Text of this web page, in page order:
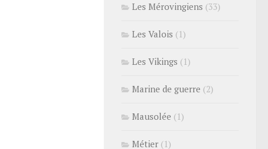
Les Mérovingiens (33)
Les Valois (1)
Les Vikings (1)
Marine de guerre (2)
Mausolée (1)
Métier (1)